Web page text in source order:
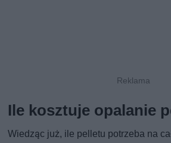
Ile kosztuje opalanie
Wiedząc już, ile pelletu potrzeba na